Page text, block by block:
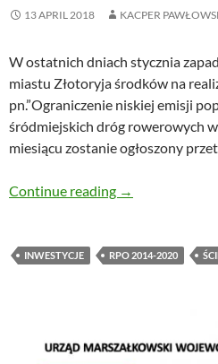
13 APRIL 2018 KACPER
W ostatnich dniach stycznia
miastu Złotoryja środków na
pn.”Ograniczenie niskiej emisji
śródmiejskich dróg rowerowych w
miesiącu zostanie ogłoszony
Continue reading Przetarg na
→
INWESTYCJE RPO 2014-2020